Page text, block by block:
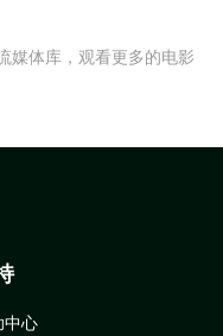
媒体库，观看更多的电影
中心